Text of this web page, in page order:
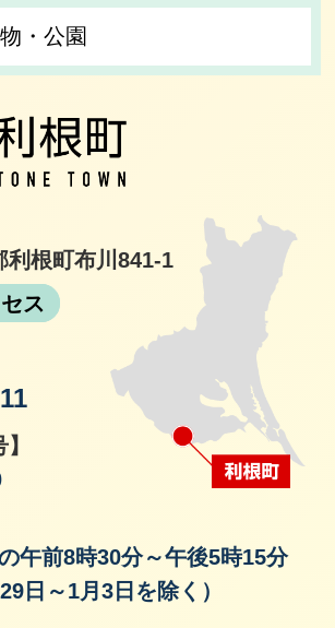
・公園
利根町布川841-1
ス
午前8時30分～午後5時15分
日～1月3日を除く）